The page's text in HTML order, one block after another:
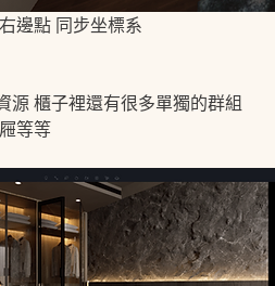
邊點 同步坐標系
源 櫃子裡還有很多單獨的群組
等等